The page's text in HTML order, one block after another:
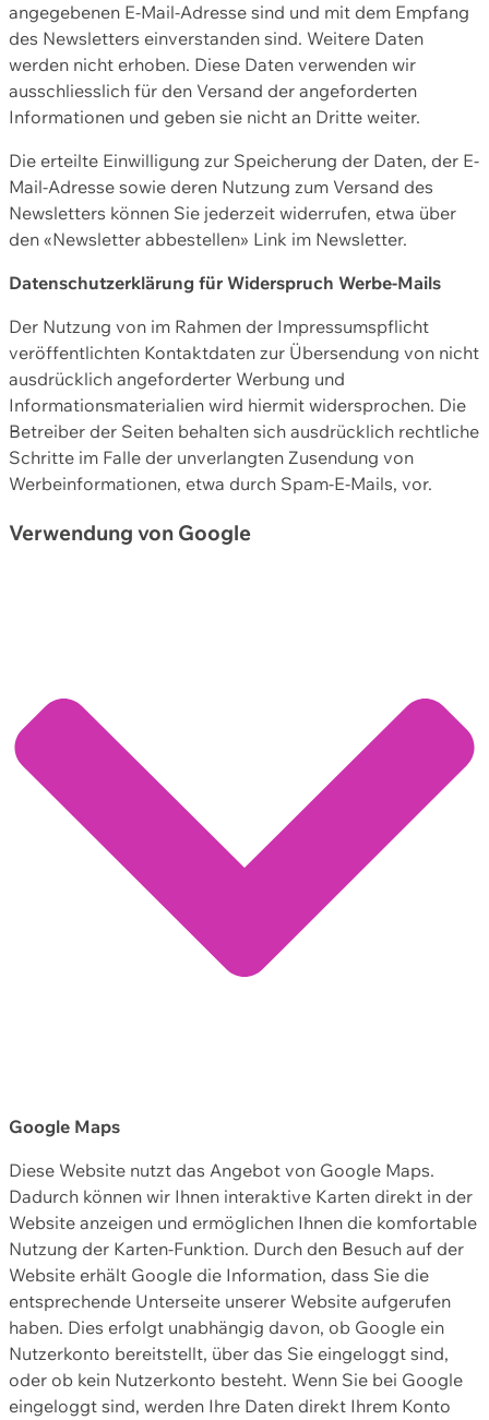
angegebenen E-Mail-Adresse sind und mit dem Empfang
des Newsletters einverstanden sind. Weitere Daten
werden nicht erhoben. Diese Daten verwenden wir
ausschliesslich für den Versand der angeforderten
Informationen und geben sie nicht an Dritte weiter.
Die erteilte Einwilligung zur Speicherung der Daten, der E-
Mail-Adresse sowie deren Nutzung zum Versand des
Newsletters können Sie jederzeit widerrufen, etwa über
den «Newsletter abbestellen» Link im Newsletter.
Datenschutzerklärung für Widerspruch Werbe-Mails
Der Nutzung von im Rahmen der Impressumspflicht
veröffentlichten Kontaktdaten zur Übersendung von nicht
ausdrücklich angeforderter Werbung und
Informationsmaterialien wird hiermit widersprochen. Die
Betreiber der Seiten behalten sich ausdrücklich rechtliche
Schritte im Falle der unverlangten Zusendung von
Werbeinformationen, etwa durch Spam-E-Mails, vor.
Verwendung von Google
Google Maps
Diese Website nutzt das Angebot von Google Maps.
Dadurch können wir Ihnen interaktive Karten direkt in der
Website anzeigen und ermöglichen Ihnen die komfortable
Nutzung der Karten-Funktion. Durch den Besuch auf der
Website erhält Google die Information, dass Sie die
entsprechende Unterseite unserer Website aufgerufen
haben. Dies erfolgt unabhängig davon, ob Google ein
Nutzerkonto bereitstellt, über das Sie eingeloggt sind,
oder ob kein Nutzerkonto besteht. Wenn Sie bei Google
eingeloggt sind, werden Ihre Daten direkt Ihrem Konto